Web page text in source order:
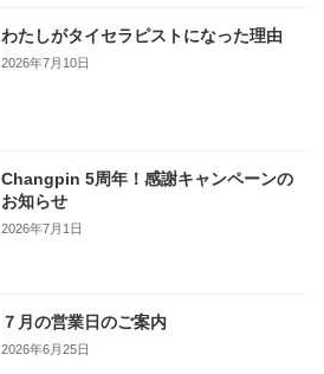
わたしがタイセラピストになった理由
2026年7月10日
Changpin 5周年！感謝キャンペーンの
お知らせ
2026年7月1日
７月の営業日のご案内
2026年6月25日